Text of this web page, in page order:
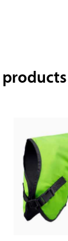
products